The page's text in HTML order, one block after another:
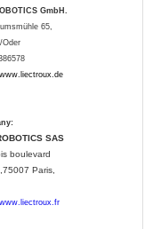
GmbH.
65,
Oder
de
SAS
boulevard
Paris,